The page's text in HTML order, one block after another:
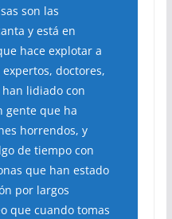
son las
y está en
hace explotar a
doctores,
lidiado con
gente que ha
horrendos, y
de tiempo con
que han estado
por largos
que cuando tomas